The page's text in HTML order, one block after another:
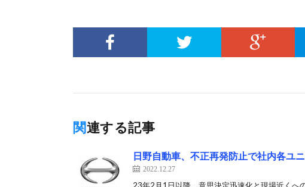
関連する記事
日野自動車、不正再発防止で社内各ユ
2022.12.27